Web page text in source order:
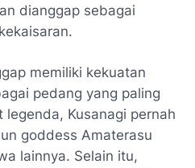
dianggap sebagai
memiliki kekuatan
pedang yang paling
Kusanagi pernah
goddess Amaterasu
lainnya. Selain itu,